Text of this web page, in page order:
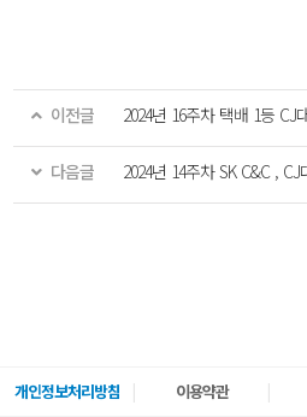
이전글 2024년 16주차 택배 1등 CJ대한통운, 해외직구
다음글 2024년 14주차 SK C&C , CJ대한통운 클라
개인정보처리방침 이용약관